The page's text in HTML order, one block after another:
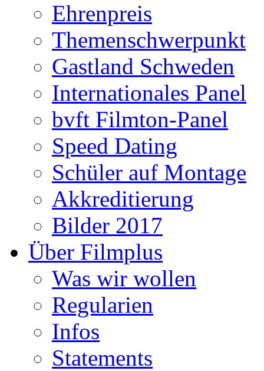
Ehrenpreis
Themenschwerpunkt
Gastland Schweden
Internationales Panel
bvft Filmton-Panel
Speed Dating
Schüler auf Montage
Akkreditierung
Bilder 2017
Über Filmplus
Was wir wollen
Regularien
Infos
Statements